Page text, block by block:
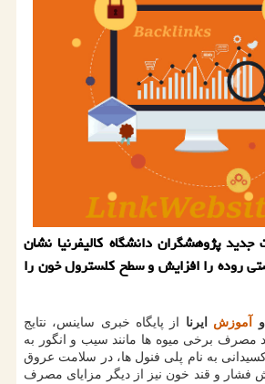
جدید پژوهشگران دانشگاه کالیفرنیا نشان
روده را افزایش و سطح کلسترول خون را
آموزش ایرنا
از پایگاه خبری ساینس، نتایج
مصرف برخی میوه ها مانند سیب و انگور به
به نام پلی فنول ها، در سلامت عروق
فشار و قند خون نیز از دیگر مزایای مصرف